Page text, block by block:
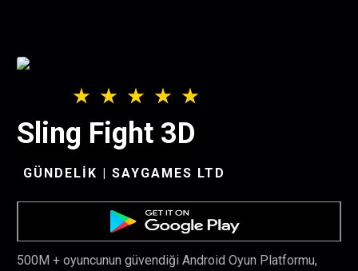
Sling Fight 3D
GÜNDELIK | SAYGAMES LTD
500M + oyuncunun güvendiği Android Oyun Platformu,